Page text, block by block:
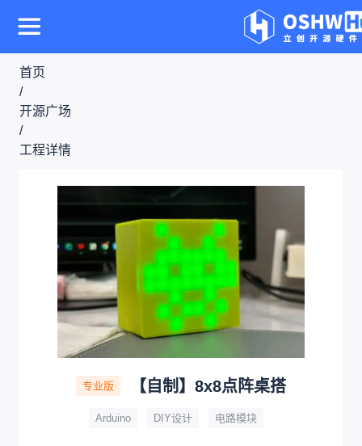
首页
/
开源广场
/
工程详情
专业版 【自制】8x8点阵桌搭
Arduino DIY设计 电路模块